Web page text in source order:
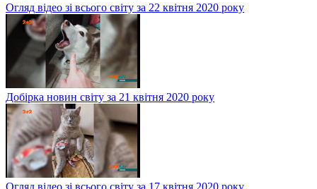
Огляд відео зі всього світу за 22 квітня 2020 року
Добірка новин світу за 21 квітня 2020 року
Огляд відео зі всього світу за 17 квітня 2020 року